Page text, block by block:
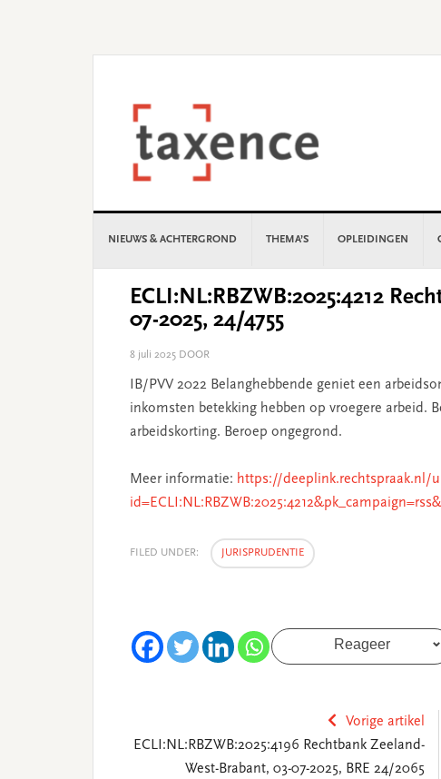
NIEUWS & ACHTERGROND THEMA’S OPLEIDINGEN
ECLI:NL:RBZWB:2025:4212
07-2025, 24/4755
8 juli 2025 DOOR
IB/PVV 2022 Belanghebbende geniet een
inkomsten betekking hebben op vroegere arbeid.
arbeidskorting. Beroep ongegrond.
Meer informatie: https://deeplink.rechtspraak.nl/
FILED UNDER: JURISPRUDENTIE
Reageer
Vorige artikel
ECLI:NL:RBZWB:2025:4196 Rechtbank Zeeland-
West-Brabant, 03-07-2025, BRE 24/2065